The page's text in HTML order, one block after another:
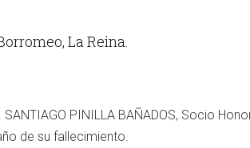
La Reina.
PINILLA BAÑADOS, Socio
de su fallecimiento.